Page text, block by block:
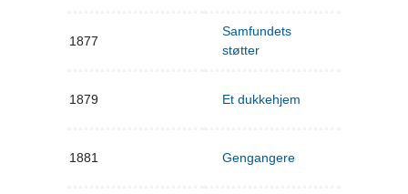
1877
Samfundets
støtter
1879 Et dukkehjem
1881 Gengangere